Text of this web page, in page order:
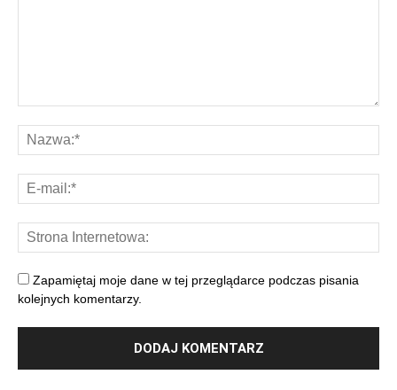
Zapamiętaj moje dane w tej przeglądarce podczas pisania
kolejnych komentarzy.